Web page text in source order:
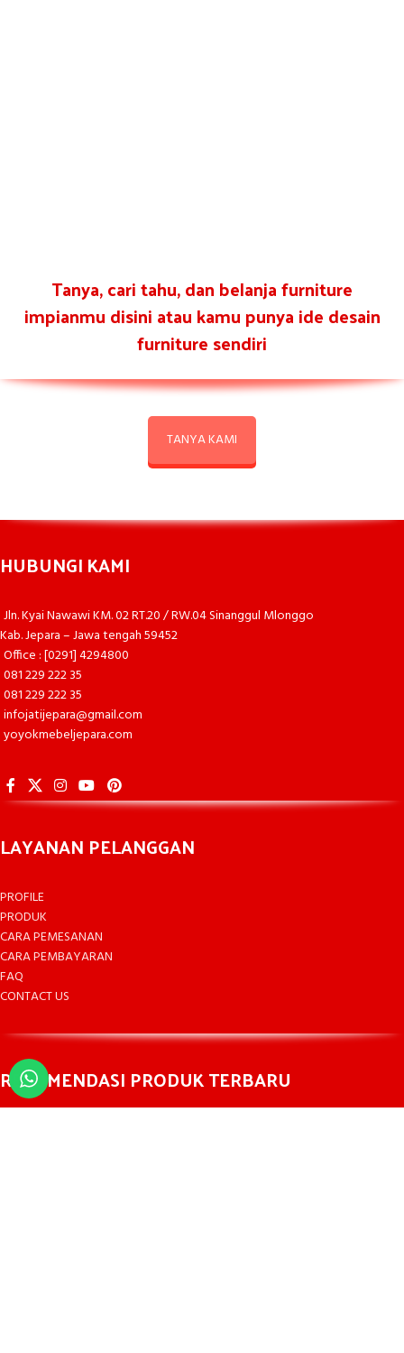
Tanya, cari tahu, dan belanja furniture
impianmu disini atau kamu punya ide desain
furniture sendiri
TANYA KAMI
HUBUNGI KAMI
Jln. Kyai Nawawi KM. 02 RT.20 / RW.04 Sinanggul Mlonggo
Kab. Jepara – Jawa tengah 59452
Office : [0291] 4294800
081 229 222 35
081 229 222 35
infojatijepara@gmail.com
yoyokmebeljepara.com
LAYANAN PELANGGAN
PROFILE
PRODUK
CARA PEMESANAN
CARA PEMBAYARAN
FAQ
CONTACT US
REKOMENDASI PRODUK TERBARU